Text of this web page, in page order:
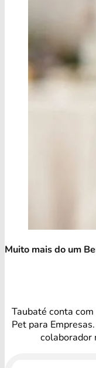
Muito mais do um
Taubaté conta
Pet para
colaborador